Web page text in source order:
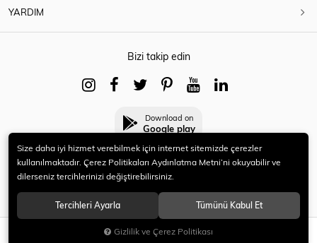
SEPETE EKLE
YARDIM
Bizi takip edin
Download on
Google play
© 2021 HERYENİ. Tüm hakları saklıdır.
Size daha iyi hizmet verebilmek için internet sitemizde çerezler
kullanılmaktadır. Çerez Politikaları Aydınlatma Metni’ni okuyabilir ve
dilerseniz tercihlerinizi değiştirebilirsiniz.
Tercihleri Ayarla Tümünü Kabul Et
Gizlilik ve Çerez Politikası